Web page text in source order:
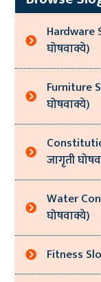
Hardware
घोषवाक्ये)
Furniture
घोषवाक्ये)
जागृती
Water
घोषवाक्ये)
Fitness